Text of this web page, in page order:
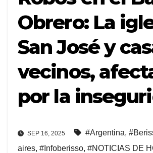
Obrero: La
San José y
vecinos,
por la
SEP 16, 2025 #Argentina,
aires, #Infoberisso, #NOTICIAS DE